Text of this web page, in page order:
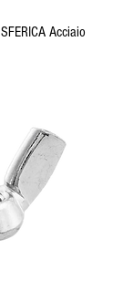
Acciaio